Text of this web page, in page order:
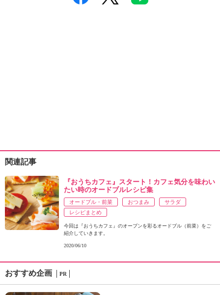
関連記事
『おうちカフェ』スタート！カフェ気分を味わい
たい時のオードブルレシピ集
オードブル・前菜 おつまみ
サラダ
レシピまとめ
今回は『おうちカフェ』のオープンを彩るオードブル（前菜）をご
紹介していきます。
2020/06/10
おすすめ企画 PR